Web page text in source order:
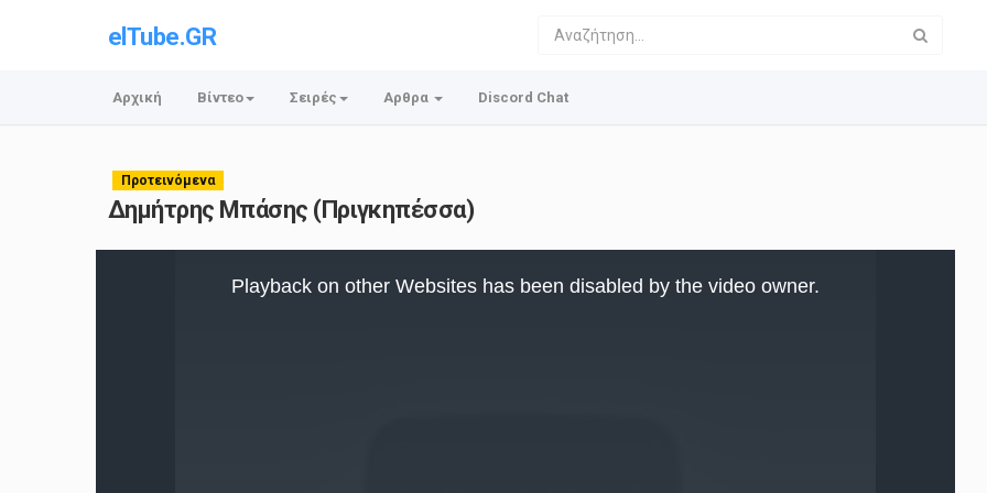
elTube.GR
Αρχική Βίντεο Σειρές Αρθρα Discord Chat
Προτεινόμενα
Δημήτρης Μπάσης (Πριγκηπέσσα)
Playback on other Websites has been disabled by the video owner.